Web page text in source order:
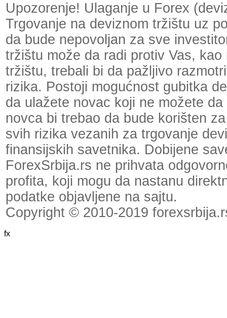
Upozorenje! Ulaganje u Forex
Trgovanje na deviznom tržištu uz
da bude nepovoljan za sve
tržištu može da radi protiv Vas,
tržištu, trebali bi da pažljivo
rizika. Postoji mogućnost gubitka
da ulažete novac koji ne možete
novca bi trebao da bude korišten
svih rizika vezanih za trgovanje
finansijskih savetnika. Dobijene
ForexSrbija.rs ne prihvata
profita, koji mogu da nastanu
podatke objavljene na sajtu.
Copyright © 2010-2019
fx